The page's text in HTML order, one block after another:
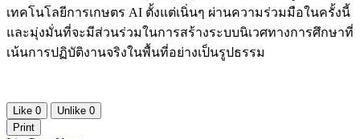
เทคโนโลยีการเกษตร AI ตั้งแต่เนิ่นๆ ผ่านความร่วมมือในครั้งนี้
และมุ่งมั่นที่จะมีส่วนร่วมในการสร้างระบบนิเวศทางการศึกษาที่
เน้นการปฏิบัติงานจริงในพื้นที่อย่างเป็นรูปธรรม
Like 0 Unlike 0
Print